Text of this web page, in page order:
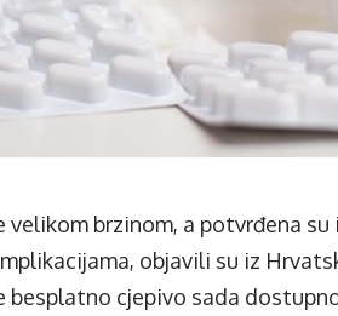
brzinom, a potvrđena su
objavili su iz
cjepivo sada